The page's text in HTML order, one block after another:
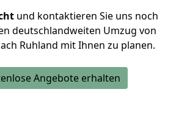
und kontaktieren Sie uns noch
deutschlandweiten Umzug von
Ruhland mit Ihnen zu planen.
Angebote erhalten